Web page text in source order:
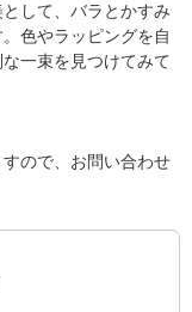
して、バラとかすみ
色やラッピングを自
一束を見つけてみて
ので、お問い合わせ